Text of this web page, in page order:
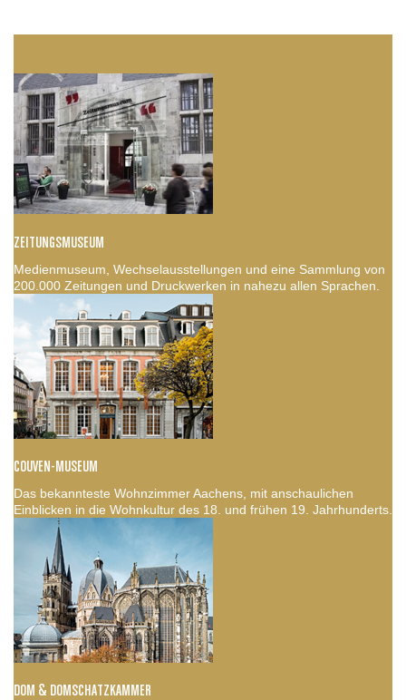
ZEITUNGSMUSEUM
Medienmuseum, Wechselausstellungen und eine Sammlung von
200.000 Zeitungen und Druckwerken in nahezu allen Sprachen.
COUVEN-MUSEUM
Das bekannteste Wohnzimmer Aachens, mit anschaulichen
Einblicken in die Wohnkultur des 18. und frühen 19. Jahrhunderts.
DOM & DOMSCHATZKAMMER